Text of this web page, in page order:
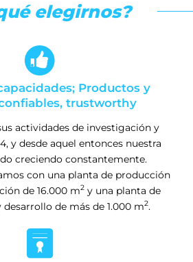
elegirnos?

Productos y
trustworthy
actividades de investigación y
y desde aquel entonces nuestra
creciendo constantemente.
con una planta de producción
de 16.000 m2 y una planta de
de más de 1.000 m2.
